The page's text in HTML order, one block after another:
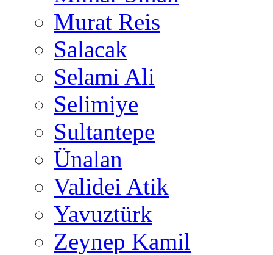
Murat Reis
Salacak
Selami Ali
Selimiye
Sultantepe
Ünalan
Validei Atik
Yavuztürk
Zeynep Kamil